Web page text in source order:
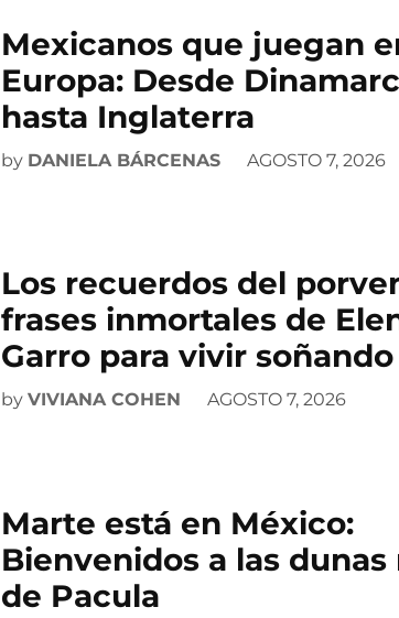
Mexicanos que juegan
Europa: Desde
hasta Inglaterra
by DANIELA BÁRCENAS AGOSTO 7, 2026
Los recuerdos del
frases inmortales de
Garro para vivir soñando
by VIVIANA COHEN AGOSTO 7, 2026
Marte está en México:
Bienvenidos a las dunas
de Pacula